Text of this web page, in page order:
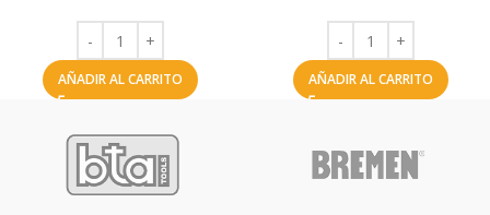
AÑADIR AL CARRITO AÑADIR AL CARRITO